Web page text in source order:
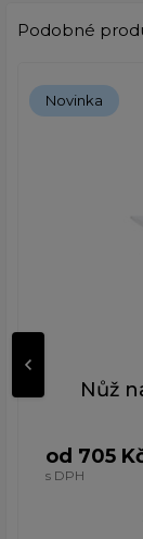
Podobné
Novinka
Nůž
od 705
s DPH